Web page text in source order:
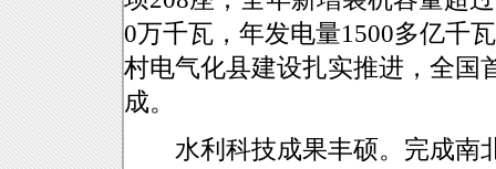
0万千瓦，年发电量1500多亿千
村电气化县建设扎实推进，全国
成。
水利科技成果丰硕。完成南